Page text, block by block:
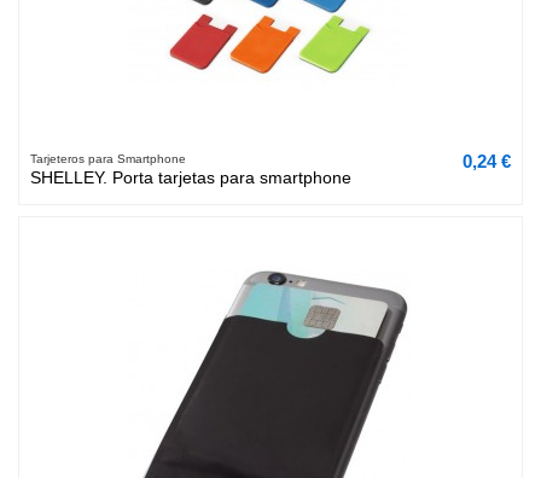
Tarjeteros para Smartphone
SHELLEY. Porta tarjetas para smartphone
0,24 €